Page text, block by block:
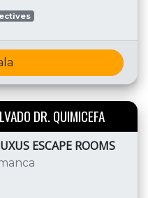
DR. QUIMICEFA
ESCAPE ROOMS